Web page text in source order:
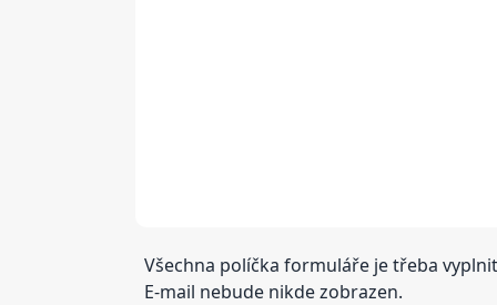
Všechna políčka formuláře je třeba
E-mail nebude nikde zobrazen.